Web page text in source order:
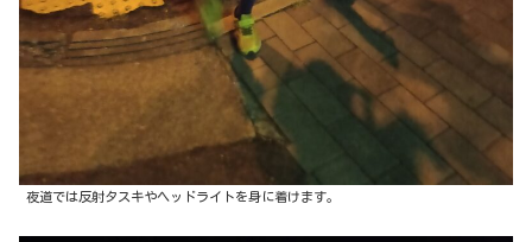
夜道では反射タスキやヘッドライトを身に着けます。